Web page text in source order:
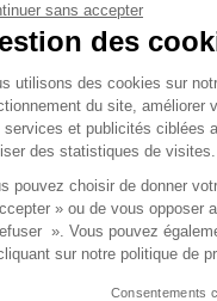
sans accepter
des
de
utilisons des cookies sur
du site, améliorer
services et publicités ciblées
des statistiques de visites.
pouvez choisir de donner
» ou de vous opposer
». Vous pouvez
sur notre politique de
Consentements
pour zoomer